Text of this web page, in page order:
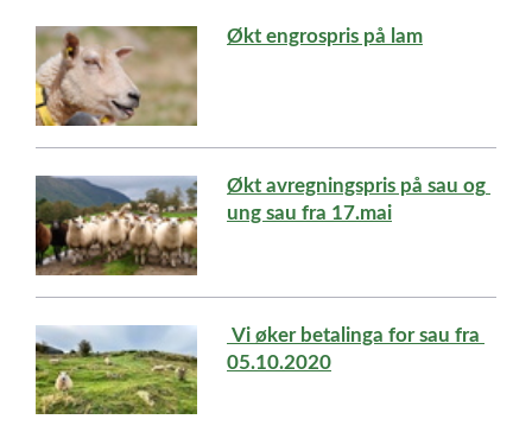
Økt engrospris på lam
Økt avregningspris på sau og
ung sau fra 17.mai
05.10.2020